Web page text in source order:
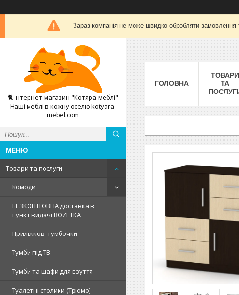
Зараз компанія не може швидко обробляти замовлення
🐈 Інтернет-магазин "Котяра-меблі"
Наші меблі в кожну оселю kotyara-
mebel.com
Товари та послуги
Комоди
БЕЗКОШТОВНА доставка в
пункт видачі ROZETKA
Приліжкові тумбочки
Тумби під ТВ
Тумби та шафи для взуття
Туалетні столики (Трюмо)
ГОЛОВНА
ТОВАРИ
ТА